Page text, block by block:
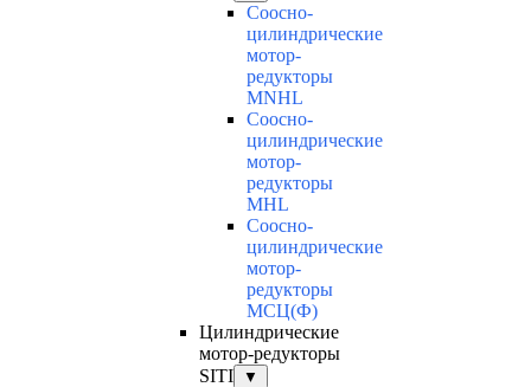
Соосно-
цилиндрические
мотор-
редукторы
MNHL
Соосно-
цилиндрические
мотор-
редукторы
MHL
Соосно-
цилиндрические
мотор-
редукторы
МСЦ(Ф)
Цилиндрические
мотор-редукторы
SITI
▼